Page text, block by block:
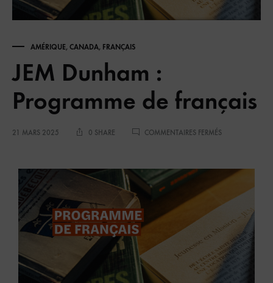
AMÉRIQUE, CANADA, FRANÇAIS
JEM Dunham :
Programme de français
21 MARS 2025 0 SHARE COMMENTAIRES FERMÉS